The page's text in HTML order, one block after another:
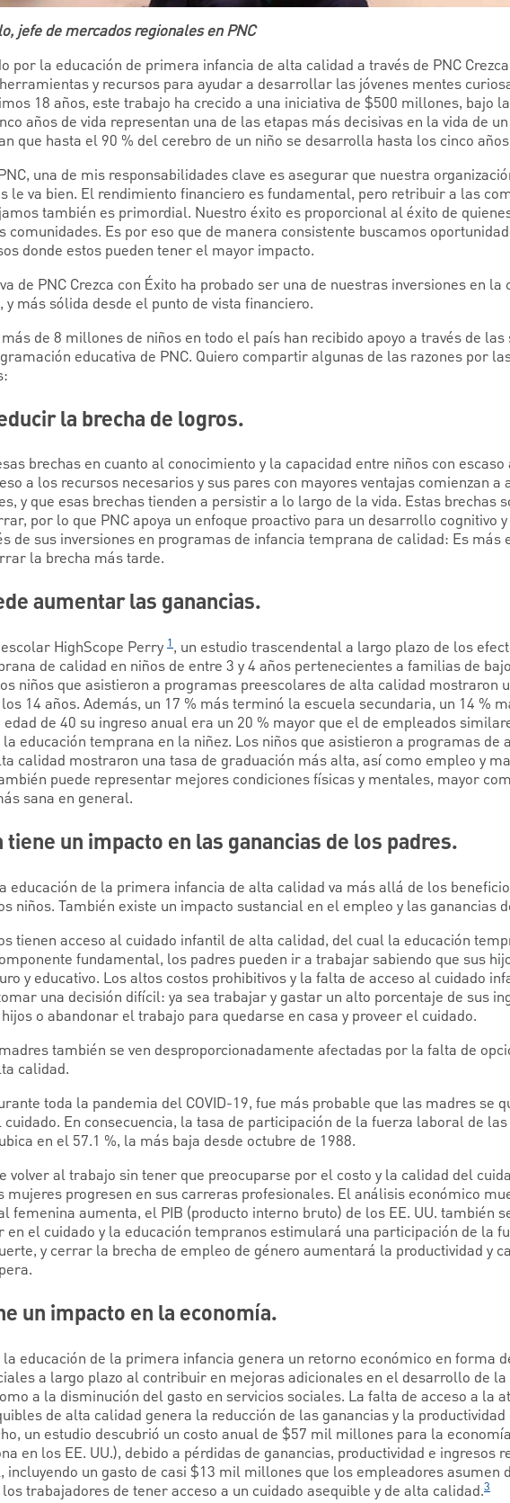
jefe de mercados regionales en PNC
por la educación de primera infancia de alta calidad a través de PNC
y recursos para ayudar a desarrollar las jóvenes mentes
18 años, este trabajo ha crecido a una iniciativa de $500 millones, bajo
años de vida representan una de las etapas más decisivas en la vida de
que hasta el 90 % del cerebro de un niño se desarrolla hasta los cinco
una de mis responsabilidades clave es asegurar que nuestra
le va bien. El rendimiento financiero es fundamental, pero retribuir a las
también es primordial. Nuestro éxito es proporcional al éxito de
comunidades. Es por eso que de manera consistente buscamos
donde estos pueden tener el mayor impacto.
de PNC Crezca con Éxito ha probado ser una de nuestras inversiones en la
más sólida desde el punto de vista financiero.
de 8 millones de niños en todo el país han recibido apoyo a través de las
educativa de PNC. Quiero compartir algunas de las razones por
la brecha de logros.
brechas en cuanto al conocimiento y la capacidad entre niños con escaso
a los recursos necesarios y sus pares con mayores ventajas comienzan a
y que esas brechas tienden a persistir a lo largo de la vida. Estas brechas
por lo que PNC apoya un enfoque proactivo para un desarrollo cognitivo
de sus inversiones en programas de infancia temprana de calidad: Es más
la brecha más tarde.
aumentar las ganancias.
HighScope Perry 1, un estudio trascendental a largo plazo de los
de calidad en niños de entre 3 y 4 años pertenecientes a familias de
niños que asistieron a programas preescolares de alta calidad mostraron
14 años. Además, un 17 % más terminó la escuela secundaria, un 14 %
de 40 su ingreso anual era un 20 % mayor que el de empleados
educación temprana en la niñez. Los niños que asistieron a programas de
calidad mostraron una tasa de graduación más alta, así como empleo y
puede representar mejores condiciones físicas y mentales, mayor
sana en general.
tiene un impacto en las ganancias de los padres.
educación de la primera infancia de alta calidad va más allá de los
niños. También existe un impacto sustancial en el empleo y las ganancias
tienen acceso al cuidado infantil de alta calidad, del cual la educación
fundamental, los padres pueden ir a trabajar sabiendo que sus
y educativo. Los altos costos prohibitivos y la falta de acceso al cuidado
una decisión difícil: ya sea trabajar y gastar un alto porcentaje de sus
o abandonar el trabajo para quedarse en casa y proveer el cuidado.
también se ven desproporcionadamente afectadas por la falta de
calidad.
toda la pandemia del COVID-19, fue más probable que las madres se
En consecuencia, la tasa de participación de la fuerza laboral de
en el 57.1 %, la más baja desde octubre de 1988.
volver al trabajo sin tener que preocuparse por el costo y la calidad del
mujeres progresen en sus carreras profesionales. El análisis económico
femenina aumenta, el PIB (producto interno bruto) de los EE. UU. también
en el cuidado y la educación tempranos estimulará una participación de la
y cerrar la brecha de empleo de género aumentará la productividad y
un impacto en la economía.
la educación de la primera infancia genera un retorno económico en forma
a largo plazo al contribuir en mejoras adicionales en el desarrollo de la
a la disminución del gasto en servicios sociales. La falta de acceso a la
de alta calidad genera la reducción de las ganancias y la
un estudio descubrió un costo anual de $57 mil millones para la
en los EE. UU.), debido a pérdidas de ganancias, productividad e ingresos
incluyendo un gasto de casi $13 mil millones que los empleadores asumen
trabajadores de tener acceso a un cuidado asequible y de alta calidad.3